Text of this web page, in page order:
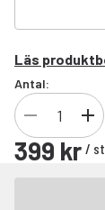
Läs
Antal:
399 kr / st